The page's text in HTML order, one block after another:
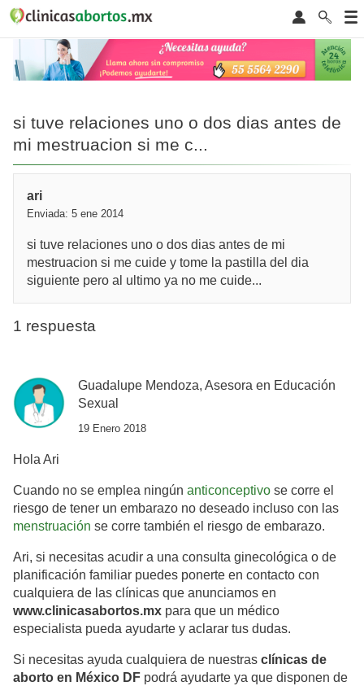
si tuve relaciones uno o dos dias antes de
mi mestruacion si me c...
ari
Enviada: 5 ene 2014
si tuve relaciones uno o dos dias antes de mi
mestruacion si me cuide y tome la pastilla del dia
siguiente pero al ultimo ya no me cuide...
1 respuesta
Guadalupe Mendoza, Asesora en Educación
Sexual
19 Enero 2018
Hola Ari
Cuando no se emplea ningún anticonceptivo se corre el
riesgo de tener un embarazo no deseado incluso con las
menstruación se corre también el riesgo de embarazo.
Ari, si necesitas acudir a una consulta ginecológica o de
planificación familiar puedes ponerte en contacto con
cualquiera de las clínicas que anunciamos en
www.clinicasabortos.mx para que un médico
especialista pueda ayudarte y aclarar tus dudas.
Si necesitas ayuda cualquiera de nuestras clínicas de
aborto en México DF podrá ayudarte ya que disponen de